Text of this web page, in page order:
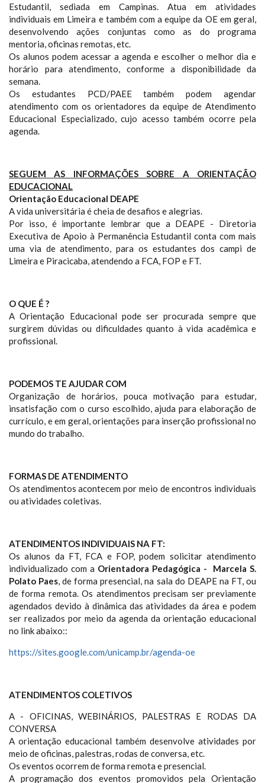
Estudantil, sediada em Campinas. Atua em atividades
individuais em Limeira e também com a equipe da OE em geral,
desenvolvendo ações conjuntas como as do programa
mentoria, oficinas remotas, etc.
Os alunos podem acessar a agenda e escolher o melhor dia e
horário para atendimento, conforme a disponibilidade da
semana.
Os estudantes PCD/PAEE também podem agendar
atendimento com os orientadores da equipe de Atendimento
Educacional Especializado, cujo acesso também ocorre pela
agenda.
SEGUEM AS INFORMAÇÕES SOBRE A ORIENTAÇÃO
EDUCACIONAL
Orientação Educacional DEAPE
A vida universitária é cheia de desafios e alegrias.
Por isso, é importante lembrar que a DEAPE - Diretoria
Executiva de Apoio à Permanência Estudantil conta com mais
uma via de atendimento, para os estudantes dos campi de
Limeira e Piracicaba, atendendo a FCA, FOP e FT.
O QUE É ?
A Orientação Educacional pode ser procurada sempre que
surgirem dúvidas ou dificuldades quanto à vida acadêmica e
profissional.
PODEMOS TE AJUDAR COM
Organização de horários, pouca motivação para estudar,
insatisfação com o curso escolhido, ajuda para elaboração de
currículo, e em geral, orientações para inserção profissional no
mundo do trabalho.
FORMAS DE ATENDIMENTO
Os atendimentos acontecem por meio de encontros individuais
ou atividades coletivas.
ATENDIMENTOS INDIVIDUAIS NA FT:
Os alunos da FT, FCA e FOP, podem solicitar atendimento
individualizado com a Orientadora Pedagógica - Marcela S.
Polato Paes, de forma presencial, na sala do DEAPE na FT, ou
de forma remota. Os atendimentos precisam ser previamente
agendados devido à dinâmica das atividades da área e podem
ser realizados por meio da agenda da orientação educacional
no link abaixo::
https://sites.google.com/unicamp.br/agenda-oe
ATENDIMENTOS COLETIVOS
A - OFICINAS, WEBINÁRIOS, PALESTRAS E RODAS DA
CONVERSA
A orientação educacional também desenvolve atividades por
meio de oficinas, palestras, rodas de conversa, etc.
Os eventos ocorrem de forma remota e presencial.
A programação dos eventos promovidos pela Orientação